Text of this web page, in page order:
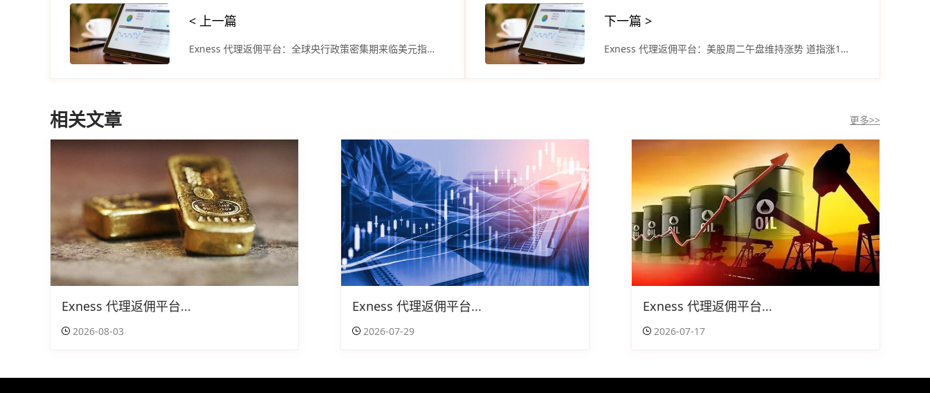
< 上一篇
Exness 代理返佣平台：全球央行政策密集期来临美元指数近期区间震荡
下一篇 >
Exness 代理返佣平台：美股周二午盘维持涨势 道指涨151.81点
相关文章 更多>>
Exness 代理返佣平台...
2026-08-03
Exness 代理返佣平台...
2026-07-29
Exness 代理返佣平台...
2026-07-17